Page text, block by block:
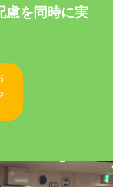
慮を同時に実